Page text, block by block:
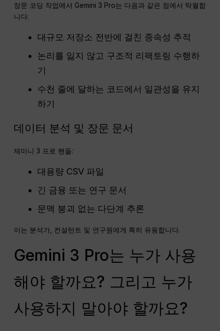
장문 코딩 작업에서 Gemini 3 Pro는 다음과 같은 점에서 탁월합
니다:
대규모 저장소 전반에 걸친 종속성 추적
논리를 잃지 않고 구조적 리팩토링 수행하
기
수천 줄에 달하는 코드에서 일관성을 유지
하기
데이터 분석 및 장문 문서
제미니 3 프로 핸들:
대용량 CSV 파일
긴 금융 또는 연구 문서
문맥 붕괴 없는 다단계 추론
이는 분석가, 컨설턴트 및 연구원에게 특히 유용합니다.
Gemini 3 Pro는 누가 사용
해야 할까요? 그리고 누가
사용하지 말아야 할까요?